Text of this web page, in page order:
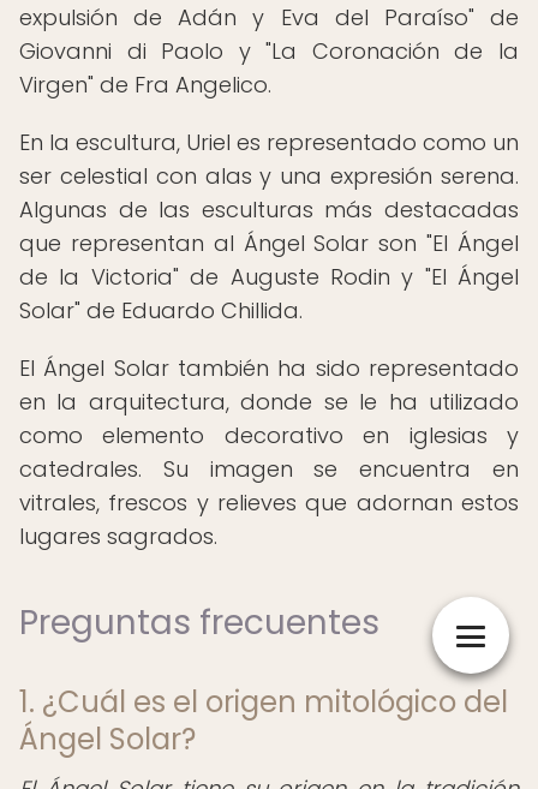
expulsión de Adán y Eva del Paraíso" de
Giovanni di Paolo y "La Coronación de la
Virgen" de Fra Angelico.
En la escultura, Uriel es representado como un
ser celestial con alas y una expresión serena.
Algunas de las esculturas más destacadas
que representan al Ángel Solar son "El Ángel
de la Victoria" de Auguste Rodin y "El Ángel
Solar" de Eduardo Chillida.
El Ángel Solar también ha sido representado
en la arquitectura, donde se le ha utilizado
como elemento decorativo en iglesias y
catedrales. Su imagen se encuentra en
vitrales, frescos y relieves que adornan estos
lugares sagrados.
Preguntas frecuentes
1. ¿Cuál es el origen mitológico del
Ángel Solar?